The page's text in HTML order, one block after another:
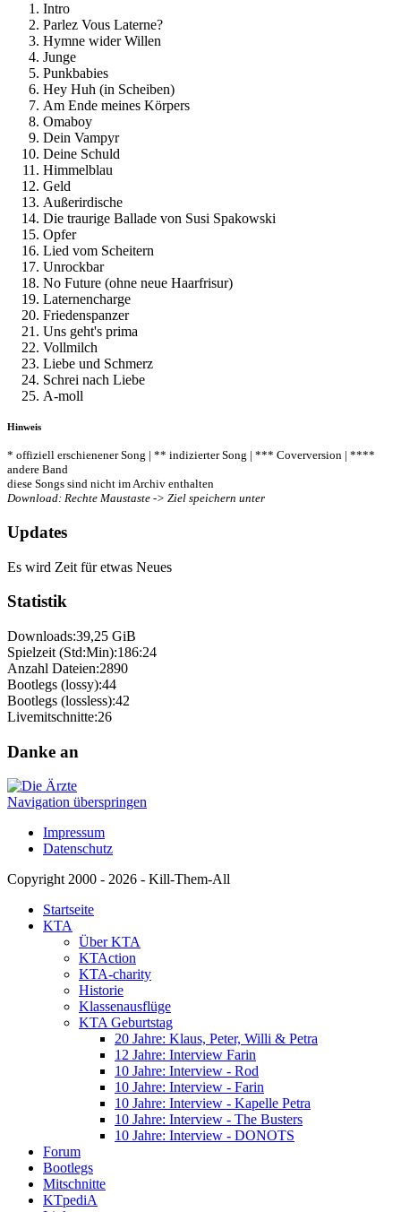
Intro
Parlez Vous Laterne?
Hymne wider Willen
Junge
Punkbabies
Hey Huh (in Scheiben)
Am Ende meines Körpers
Omaboy
Dein Vampyr
Deine Schuld
Himmelblau
Geld
Außerirdische
Die traurige Ballade von Susi Spakowski
Opfer
Lied vom Scheitern
Unrockbar
No Future (ohne neue Haarfrisur)
Laternencharge
Friedenspanzer
Uns geht's prima
Vollmilch
Liebe und Schmerz
Schrei nach Liebe
A-moll
Hinweis
* offiziell erschienener Song | ** indizierter Song | *** Coverversion | ****
andere Band
diese Songs sind nicht im Archiv enthalten
Download: Rechte Maustaste -> Ziel speichern unter
Updates
Es wird Zeit für etwas Neues
Statistik
Downloads:39,25 GiB
Spielzeit (Std:Min):186:24
Anzahl Dateien:2890
Bootlegs (lossy):44
Bootlegs (lossless):42
Livemitschnitte:26
Danke an
Navigation überspringen
Impressum
Datenschutz
Copyright 2000 - 2026 - Kill-Them-All
Startseite
KTA
Über KTA
KTAction
KTA-charity
Historie
Klassenausflüge
KTA Geburtstag
20 Jahre: Klaus, Peter, Willi & Petra
12 Jahre: Interview Farin
10 Jahre: Interview - Rod
10 Jahre: Interview - Farin
10 Jahre: Interview - Kapelle Petra
10 Jahre: Interview - The Busters
10 Jahre: Interview - DONOTS
Forum
Bootlegs
Mitschnitte
KTpediA